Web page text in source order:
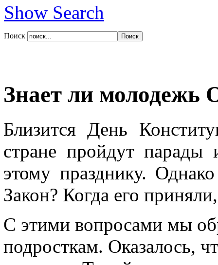
Show Search
Поиск
Знает ли молодежь
Близится День
стране пройдут парады
этому празднику.
Закон? Когда его
С этими вопросами мы
подросткам. Оказалось,